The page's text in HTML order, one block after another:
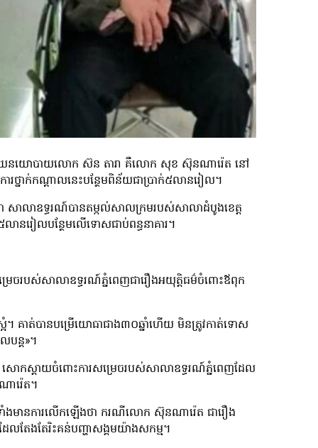
ាយនយោបាយលោក ស៊ន តារា គឺលោក សុខ ស៊ុនណារ៉េត នៅ
រថ្នាក់កណ្ដាលនេះបន្ថែមពិន័យជាប្រាក់៥លានរៀល។
សាលាឧទ្ធរណ៍បានតម្កល់សាលក្រមរបស់សាលាដំបូងខេត្ត
រៀលបន្ថែមលើទោសជាប់ពន្ធនាគារ។
បស់សាលាឧទ្ធរណ៍ភ្នំពេញជារឿងអយុត្តិធម៌ចំពោះឪពុក
អំ។ គាត់បានបម្រើយោធាជាង៣០ឆ្នាំហើយ មិនត្រូវកាត់ទោស
បន្ត»។
ោកស្ដាយចំពោះការសម្រេចរបស់សាលាឧទ្ធរណ៍ភ្នំពេញដែល
រ៉េត។
មានការលើកឡើងថា ករណីលោក ស៊ុនណារ៉េត ជារឿង
លតែងតែរិះគន់បញ្ហាសង្គមយ៉ាងសកម្ម។